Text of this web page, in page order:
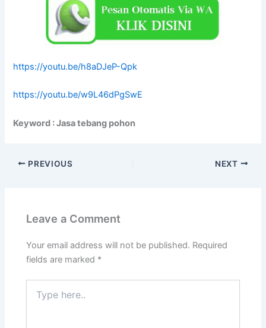
https://youtu.be/h8aDJeP-Qpk
https://youtu.be/w9L46dPgSwE
Keyword : Jasa tebang pohon
PREVIOUS NEXT
Leave a Comment
Your email address will not be published. Required
fields are marked *
here..